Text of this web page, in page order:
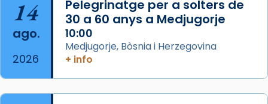
... Ver más
View on Facebook · Share
14
ago.
2026
Pelegrinatge per a solters de
30 a 60 anys a Medjugorje
10:00
Medjugorje, Bòsnia i Herzegovina
+ info